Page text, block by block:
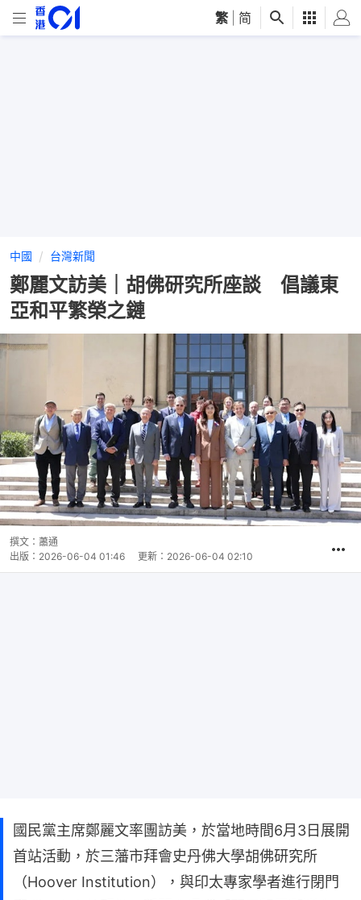
繁 简
中國 台灣新聞
鄭麗文訪美｜胡佛研究所座談 倡議東
亞和平繁榮之鏈
撰文： 蕭通
出版： 2026-06-04 01:46 更新： 2026-06-04 02:10
國民黨主席鄭麗文率團訪美，於當地時間6月3日展開
首站活動，於三藩市拜會史丹佛大學胡佛研究所
（Hoover Institution），與印太專家學者進行閉門